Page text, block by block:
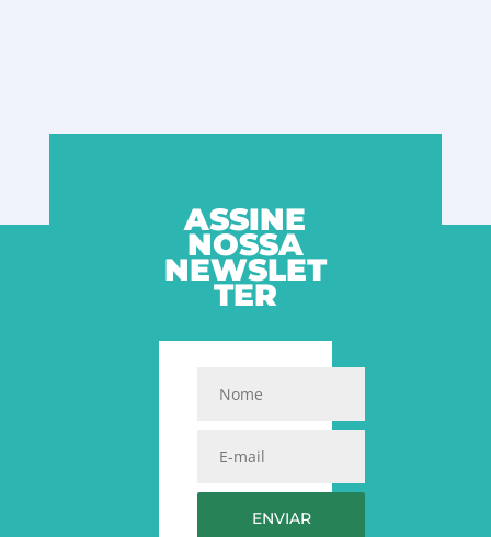
ASSINE
NOSSA
NEWSLET
TER